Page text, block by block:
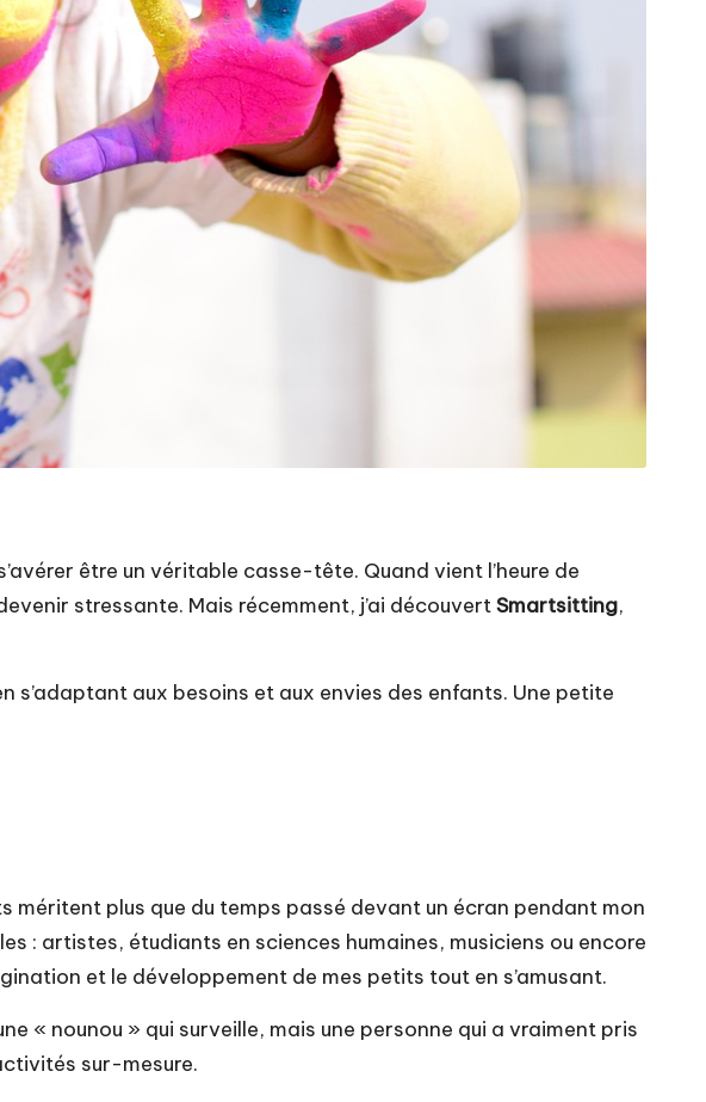
être un véritable casse-tête. Quand vient l’heure de
stressante. Mais récemment, j’ai découvertSmartsitting,
s’adaptant aux besoins et aux envies des enfants. Une petite
méritent plus que du temps passé devant un écran pendant mon
: artistes, étudiants en sciences humaines, musiciens ou encore
et le développement de mes petits tout en s’amusant.
« nounou » qui surveille, mais une personne qui a vraiment pris
sur-mesure.